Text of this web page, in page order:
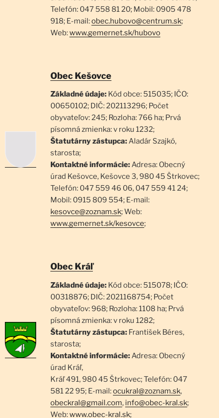
Telefón: 047 558 81 20; Mobil: 0905 478
918; E-mail:obec.hubovo@centrum.sk;
Web:www.gemernet.sk/hubovo
Obec Kešovce
Základné údaje: Kód obce: 515035; IČO:
00650102; DIČ: 202113296; Počet
obyvateľov: 245; Rozloha: 766 ha; Prvá
písomná zmienka: v roku 1232;
Štatutárny zástupca:Aladár Szajkó,
starosta;
Kontaktné informácie:Adresa: Obecný
úrad Kešovce, Kešovce 3, 980 45 Štrkovec;
Telefón: 047 559 46 06, 047 559 41 24;
Mobil: 0915 809 554; E-mail:
kesovce@zoznam.sk; Web:
www.gemernet.sk/kesovce;
Obec Kráľ
Základné údaje: Kód obce: 515078; IČO:
00318876; DIČ: 2021168754; Počet
obyvateľov: 968; Rozloha: 1108 ha; Prvá
písomná zmienka: v roku 1282;
Štatutárny zástupca: František Béres,
starosta;
Kontaktné informácie: Adresa: Obecný
úrad Kráľ,
Kráľ 491, 980 45 Štrkovec; Telefón: 047
581 22 95; E-mail:ocukral@zoznam.sk,
obeckral@gmail.com, info@obec-kral.sk;
Web:www.obec-kral.sk;